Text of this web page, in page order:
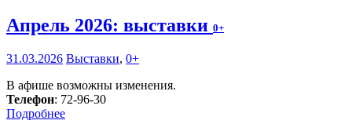
Апрель 2026: выставки 0+
31.03.2026 Выставки, 0+
В афише возможны изменения.
Телефон: 72-96-30
Подробнее